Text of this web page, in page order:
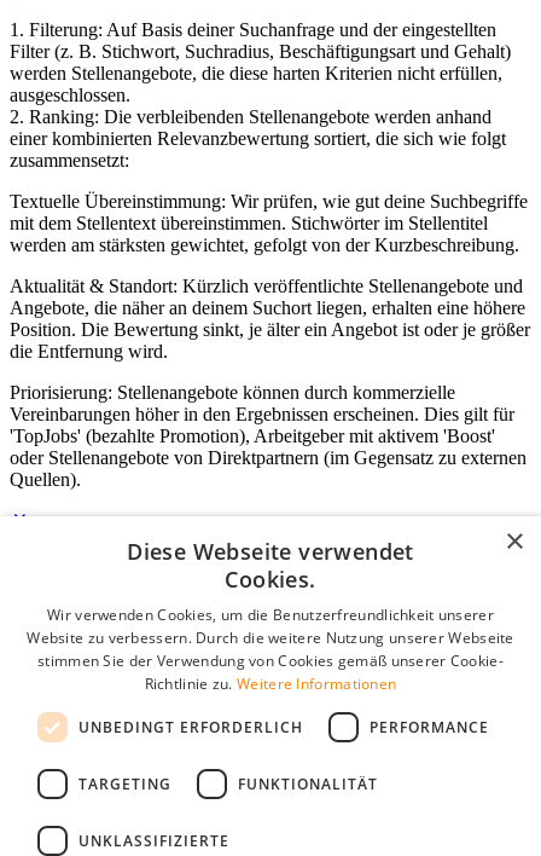
1. Filterung: Auf Basis deiner Suchanfrage und der eingestellten
Filter (z. B. Stichwort, Suchradius, Beschäftigungsart und Gehalt)
werden Stellenangebote, die diese harten Kriterien nicht erfüllen,
ausgeschlossen.
2. Ranking: Die verbleibenden Stellenangebote werden anhand
einer kombinierten Relevanzbewertung sortiert, die sich wie folgt
zusammensetzt:
Textuelle Übereinstimmung: Wir prüfen, wie gut deine Suchbegriffe
mit dem Stellentext übereinstimmen. Stichwörter im Stellentitel
werden am stärksten gewichtet, gefolgt von der Kurzbeschreibung.
Aktualität & Standort: Kürzlich veröffentlichte Stellenangebote und
Angebote, die näher an deinem Suchort liegen, erhalten eine höhere
Position. Die Bewertung sinkt, je älter ein Angebot ist oder je größer
die Entfernung wird.
Priorisierung: Stellenangebote können durch kommerzielle
Vereinbarungen höher in den Ergebnissen erscheinen. Dies gilt für
'TopJobs' (bezahlte Promotion), Arbeitgeber mit aktivem 'Boost'
oder Stellenangebote von Direktpartnern (im Gegensatz zu externen
Quellen).
Login für Unternehmen
E-Mail*
Passwort
Angemeldet bleiben
Passwort vergessen?
Kostenloses Unternehmensprofil
×
Diese Webseite verwendet
Cookies.
Wir verwenden Cookies, um die Benutzerfreundlichkeit unserer
Website zu verbessern. Durch die weitere Nutzung unserer Webseite
stimmen Sie der Verwendung von Cookies gemäß unserer Cookie-
Richtlinie zu. Weitere Informationen
UNBEDINGT ERFORDERLICH PERFORMANCE
TARGETING FUNKTIONALITÄT
UNKLASSIFIZIERTE